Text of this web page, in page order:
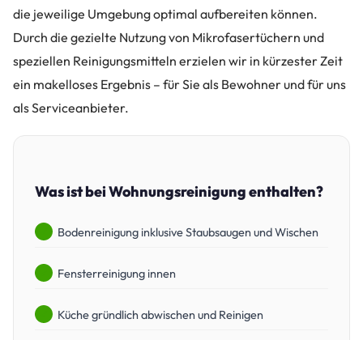
die jeweilige Umgebung optimal aufbereiten können.
Durch die gezielte Nutzung von Mikrofasertüchern und
speziellen Reinigungsmitteln erzielen wir in kürzester Zeit
ein makelloses Ergebnis – für Sie als Bewohner und für uns
als Serviceanbieter.
Was ist bei Wohnungsreinigung enthalten?
Bodenreinigung inklusive Staubsaugen und Wischen
Fensterreinigung innen
Küche gründlich abwischen und Reinigen